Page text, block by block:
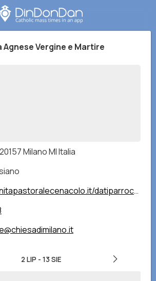
Agnese Vergine e Martire
Milano MI Italia
datiparrocchia/santa-agnese
2 LIP - 13 SIE